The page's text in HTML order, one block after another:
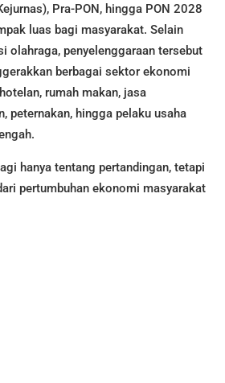
Pra-PON, hingga PON 2028
luas bagi masyarakat. Selain
olahraga, penyelenggaraan tersebut
berbagai sektor ekonomi
rumah makan, jasa
peternakan, hingga pelaku usaha
hanya tentang pertandingan, tetapi
pertumbuhan ekonomi masyarakat